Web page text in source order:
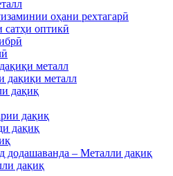
оҳани рехтагарӣ
сатҳи оптикӣ
металл
дақиқи металл
дақиқ
дақиқ
дақиқ
додашаванда – Металли дақиқ
дақиқ